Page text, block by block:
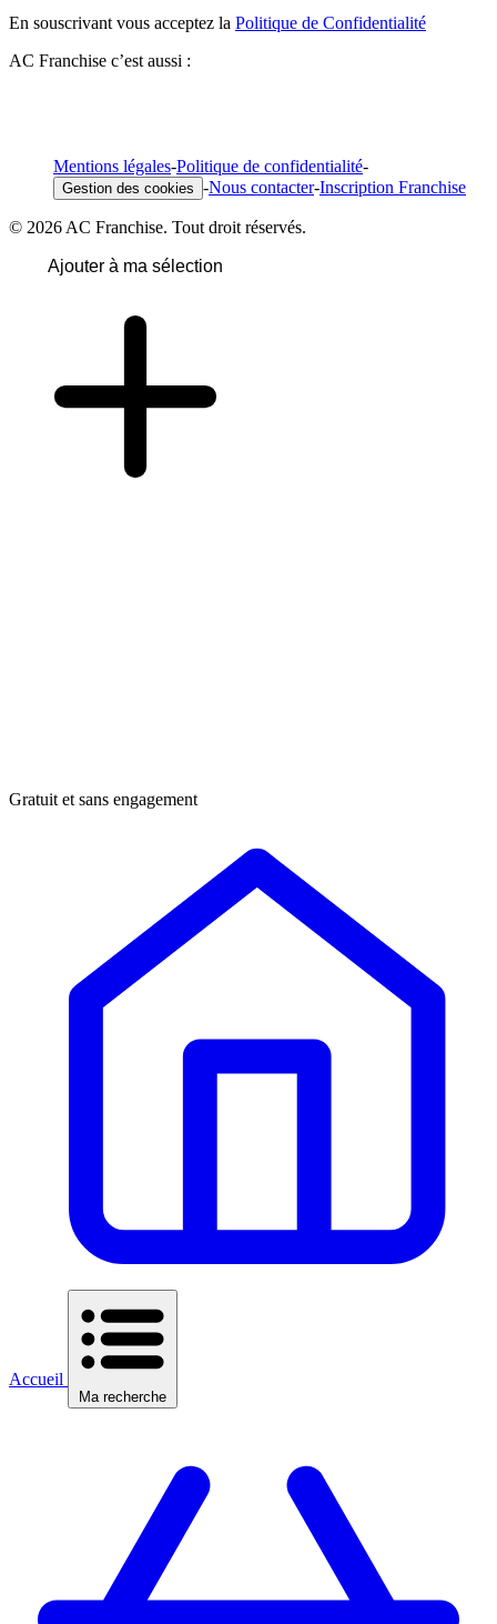
En souscrivant vous acceptez la Politique de Confidentialité
AC Franchise c’est aussi :
Mentions légales-Politique de confidentialité-
Gestion des cookies -Nous contacter-Inscription Franchise
© 2026 AC Franchise. Tout droit réservés.
Ajouter à ma sélection
Gratuit et sans engagement
Accueil
Ma recherche